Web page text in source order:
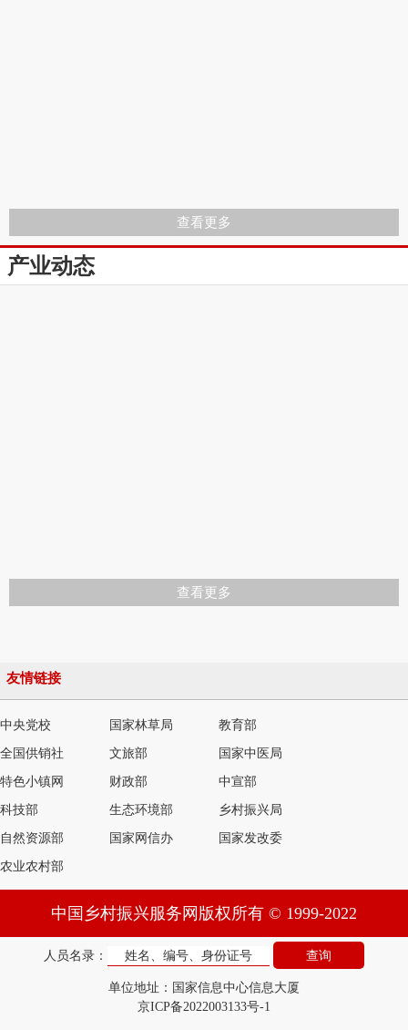
查看更多
产业动态
查看更多
友情链接
中央党校 国家林草局 教育部
全国供销社 文旅部 国家中医局
特色小镇网 财政部 中宣部
科技部 生态环境部 乡村振兴局
自然资源部 国家网信办 国家发改委
农业农村部
中国乡村振兴服务网版权所有 © 1999-2022
人员名录：
单位地址：国家信息中心信息大厦
京ICP备2022003133号-1